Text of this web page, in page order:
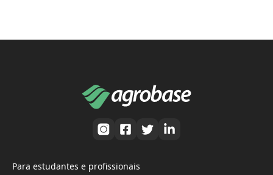
Para estudantes e profissionais